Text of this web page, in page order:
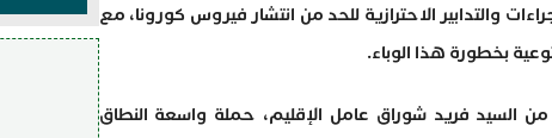
والتدابير الاحترازية للحد من انتشار فيروس كورونا، مع
بخطورة هذا الوباء.
السيد فريد شوراق عامل الإقليم، حملة واسعة النطاق